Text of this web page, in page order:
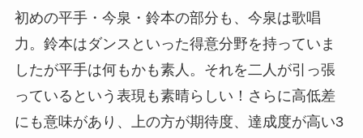
初めの平手・今泉・鈴本の部分も、今泉は歌唱
力。鈴本はダンスといった得意分野を持っていま
したが平手は何もかも素人。それを二人が引っ張
っているという表現も素晴らしい！さらに高低差
にも意味があり、上の方が期待度、達成度が高い3